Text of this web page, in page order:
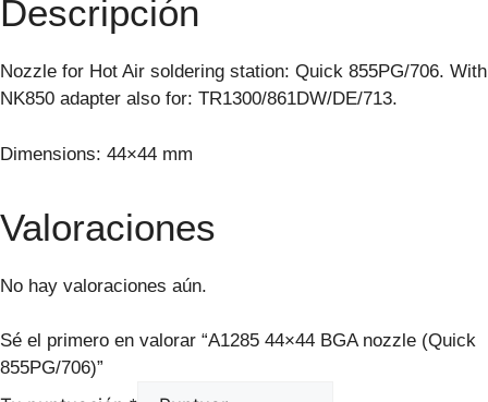
Descripción
Nozzle for Hot Air soldering station: Quick 855PG/706. With
NK850 adapter also for: TR1300/861DW/DE/713.
Dimensions: 44×44 mm
Valoraciones
No hay valoraciones aún.
Sé el primero en valorar “A1285 44×44 BGA nozzle (Quick
855PG/706)”